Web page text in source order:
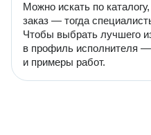
Можно искать по
заказ — тогда
Чтобы выбрать лучшего
в профиль исполнителя
и примеры работ.